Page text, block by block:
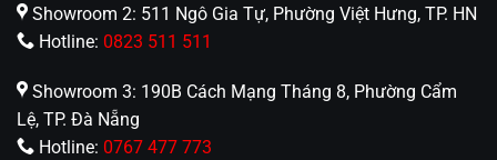
🏢CN 2: 511 Ngô Gia Tự, Phường Việt Hưng, TP. Hà
Hotline: 0826.227.227 – 0813.160.160 –
Showroom 2: 511 Ngô Gia Tự, Phường Việt Hưng, TP. HN
Hotline: 0823 511 511
Showroom 3: 190B Cách Mạng Tháng 8, Phường Cẩm
Lệ, TP. Đà Nẵng
Hotline: 0767 477 773